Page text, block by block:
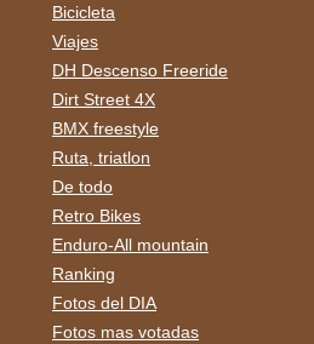
Bicicleta
Viajes
DH Descenso Freeride
Dirt Street 4X
BMX freestyle
Ruta, triatlon
De todo
Retro Bikes
Enduro-All mountain
Ranking
Fotos del DIA
Fotos mas votadas